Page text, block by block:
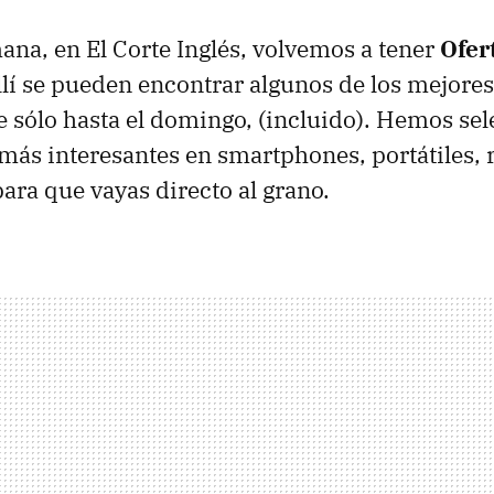
en El Corte Inglés, volvemos a tener
se pueden encontrar algunos de los
sólo hasta el domingo, (incluido). Hemos
interesantes en smartphones, portátiles,
que vayas directo al grano.